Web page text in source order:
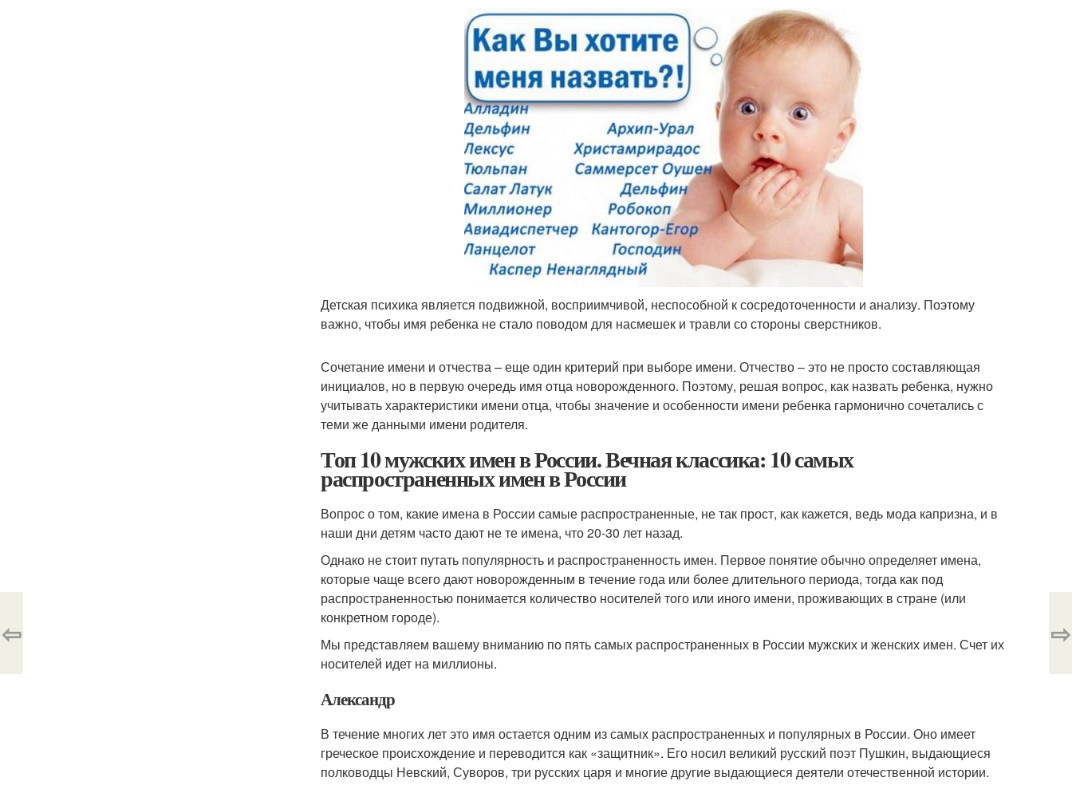
Детская психика является подвижной, восприимчивой, неспособной к сосредоточенности и анализу. Поэтому
важно, чтобы имя ребенка не стало поводом для насмешек и травли со стороны сверстников.
Сочетание имени и отчества – еще один критерий при выборе имени. Отчество – это не просто составляющая
инициалов, но в первую очередь имя отца новорожденного. Поэтому, решая вопрос, как назвать ребенка, нужно
учитывать характеристики имени отца, чтобы значение и особенности имени ребенка гармонично сочетались с
теми же данными имени родителя.
Топ 10 мужских имен в России. Вечная классика: 10 самых
распространенных имен в России
Вопрос о том, какие имена в России самые распространенные, не так прост, как кажется, ведь мода капризна, и в
наши дни детям часто дают не те имена, что 20-30 лет назад.
Однако не стоит путать популярность и распространенность имен. Первое понятие обычно определяет имена,
которые чаще всего дают новорожденным в течение года или более длительного периода, тогда как под
распространенностью понимается количество носителей того или иного имени, проживающих в стране (или
конкретном городе).
Мы представляем вашему вниманию по пять самых распространенных в России мужских и женских имен. Счет их
носителей идет на миллионы.
Александр
В течение многих лет это имя остается одним из самых распространенных и популярных в России. Оно имеет
греческое происхождение и переводится как «защитник». Его носил великий русский поэт Пушкин, выдающиеся
полководцы Невский, Суворов, три русских царя и многие другие выдающиеся деятели отечественной истории.
⇦ ⇨